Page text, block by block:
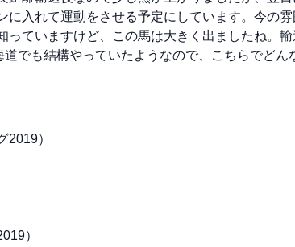
に入れて運動をさせる予定にしています。今の
っていますけど、この馬は大きく出ましたね。
でも結構やっていたようなので、こちらでどん
）
）